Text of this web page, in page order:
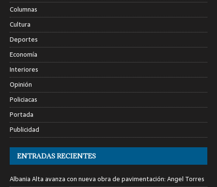
Columnas
Cultura
Deportes
Economía
Interiores
Opinión
Policiacas
Portada
Publicidad
ENTRADAS RECIENTES
Albania Alta avanza con nueva obra de pavimentación: Angel Torres